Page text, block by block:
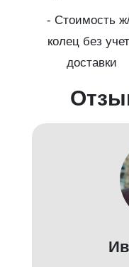
- Стоимость
колец без
доставки